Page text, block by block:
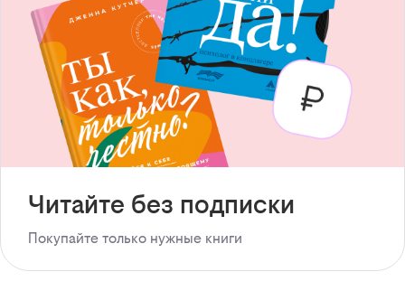
Читайте без подписки
Покупайте только нужные книги